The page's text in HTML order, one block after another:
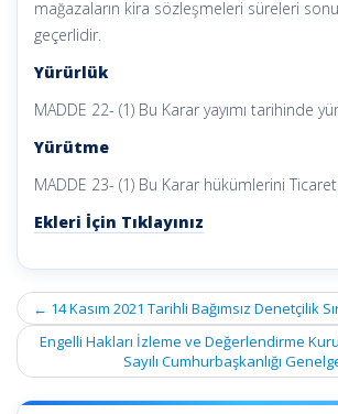
mağazaların kira sözleşmeleri süreleri
geçerlidir.
Yürürlük
MADDE 22- (1) Bu Karar yayımı tarihinde
Yürütme
MADDE 23- (1) Bu Karar hükümlerini
Ekleri İçin Tıklayınız
Post
navigation
← 14 Kasım 2021 Tarihli Bağımsız Denetçilik
Engelli Hakları İzleme ve Değerlendirme
Sayılı Cumhurbaşkanlığı